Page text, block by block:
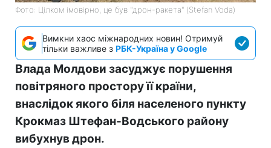
Фото: Цілком імовірно, це був "дрон-ракета" (Stefan Voda)
Вимкни хаос міжнародних новин! Отримуй
тільки важливе з РБК-Україна у Google
Влада Молдови засуджує порушення
повітряного простору її країни,
внаслідок якого біля населеного пункту
Крокмаз Штефан-Водського району
вибухнув дрон.